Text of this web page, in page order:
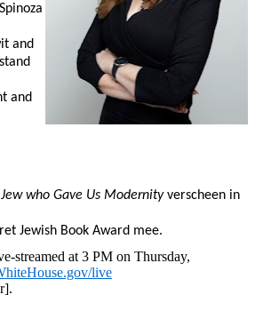
and
and
who Gave Us Modernityverscheen in
Jewish Book Award mee.
streamed at 3 PM on Thursday,
live